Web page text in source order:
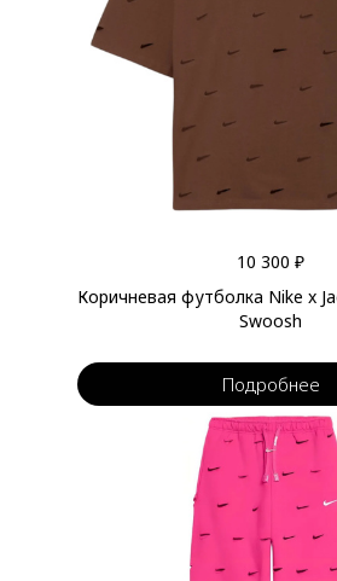
10 300 ₽
Коричневая футболка Nike x
Swoosh
Подробнее